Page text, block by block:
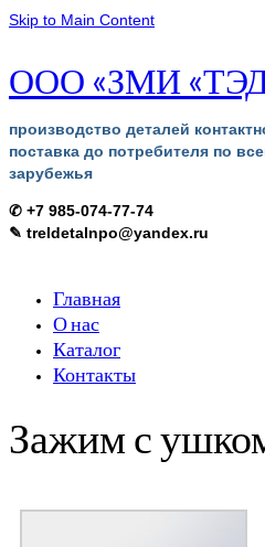
Skip to Main Content
ООО «ЗМИ
производство деталей
поставка до потребителя по
зарубежья
✆ +7 985-074-77-74
✎ treldetalnpo@yandex.ru
Главная
О нас
Каталог
Контакты
Зажим с